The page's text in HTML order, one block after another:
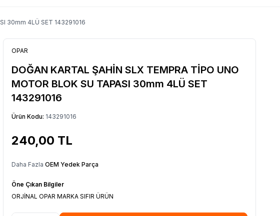
30mm 4LÜ SET 143291016
OPAR
DOĞAN KARTAL ŞAHİN SLX TEMPRA TİPO UNO
MOTOR BLOK SU TAPASI 30mm 4LÜ SET
143291016
Ürün Kodu: 143291016
240,00 TL
Daha Fazla OEM Yedek Parça
Öne Çıkan Bilgiler
ORJİNAL OPAR MARKA SIFIR ÜRÜN